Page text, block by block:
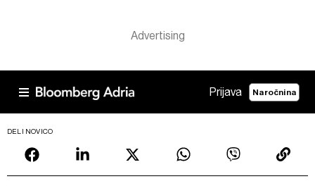
Prijava Naročnina
DELI NOVICO